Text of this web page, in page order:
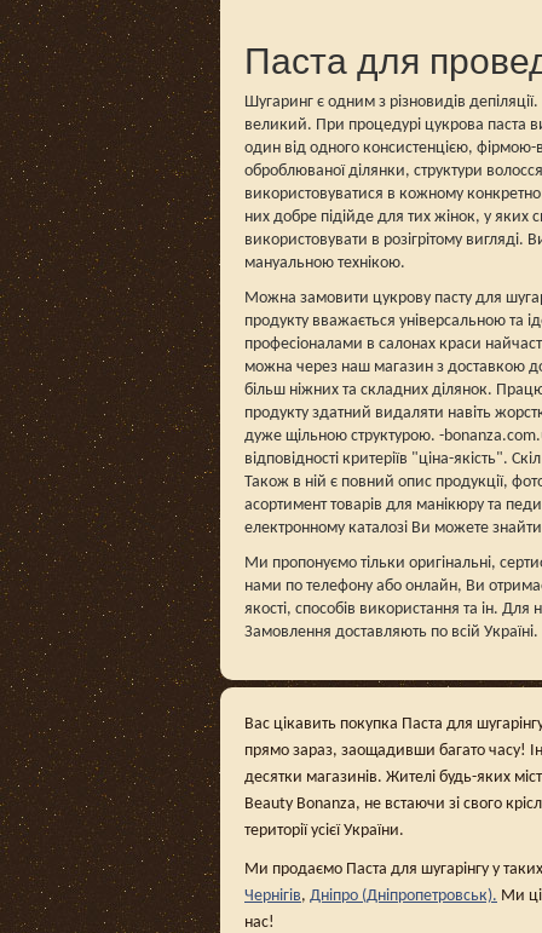
Паста для
Шугаринг є одним з різновидів
великий. При процедурі цукрова паста
один від одного консистенцією,
оброблюваної ділянки, структури
використовуватися в кожному
них добре підійде для тих жінок, у яких
використовувати в розігрітому
мануальною технікою.
Можна замовити цукрову пасту для
продукту вважається універсальною та
професіоналами в салонах краси
можна через наш магазин з доставкою
більш ніжних та складних ділянок.
продукту здатний видаляти навіть
дуже щільною структурою. -
відповідності критеріїв "ціна-якість".
Також в ній є повний опис продукції,
асортимент товарів для манікюру та
електронному каталозі Ви можете
Ми пропонуємо тільки оригінальні,
нами по телефону або онлайн, Ви
якості, способів використання та ін. Для
Замовлення доставляють по всій Україні.
Вас цікавить покупка Паста для
прямо зараз, заощадивши багато часу!
десятки магазинів. Жителі будь-яких
Beauty Bonanza, не встаючи зі свого
території усієї України.
Ми продаємо Паста для шугарінгу у
Чернігів, Дніпро (Дніпропетровськ). Ми
нас!